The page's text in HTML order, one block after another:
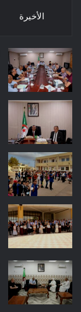
الأخيرة